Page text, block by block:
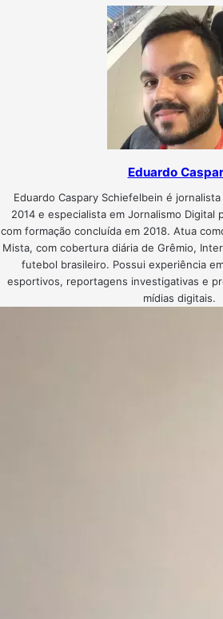
Eduardo
Eduardo Caspary Schiefelbein é
2014 e especialista em Jornalismo Digital
com formação concluída em 2018. Atua
Mista, com cobertura diária de Grêmio,
futebol brasileiro. Possui experiência
esportivos, reportagens investigativas e
mídias digitais.